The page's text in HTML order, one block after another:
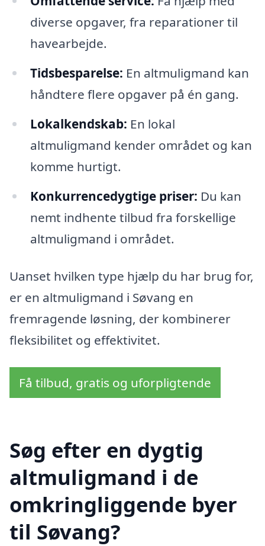
diverse opgaver, fra reparationer til
havearbejde.
Tidsbesparelse: En altmuligmand kan
håndtere flere opgaver på én gang.
Lokalkendskab: En lokal
altmuligmand kender området og kan
komme hurtigt.
Konkurrencedygtige priser: Du kan
nemt indhente tilbud fra forskellige
altmuligmand i området.
Uanset hvilken type hjælp du har brug for,
er en altmuligmand i Søvang en
fremragende løsning, der kombinerer
fleksibilitet og effektivitet.
Få tilbud, gratis og uforpligtende
Søg efter en dygtig
altmuligmand i de
omkringliggende byer
til Søvang?